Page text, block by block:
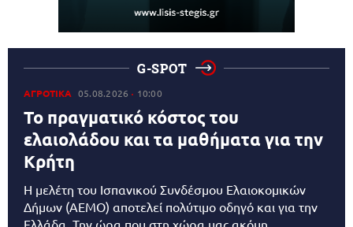
G-SPOT
ΑΓΡΟΤΙΚΑ 05.08.2026 10:00
Το πραγματικό κόστος του
ελαιολάδου και τα μαθήματα για την
Κρήτη
Η μελέτη του Ισπανικού Συνδέσμου Ελαιοκομικών
Δήμων (AEMO) αποτελεί πολύτιμο οδηγό και για την
Ελλάδα. Την ώρα που στη χώρα μας ακόμη